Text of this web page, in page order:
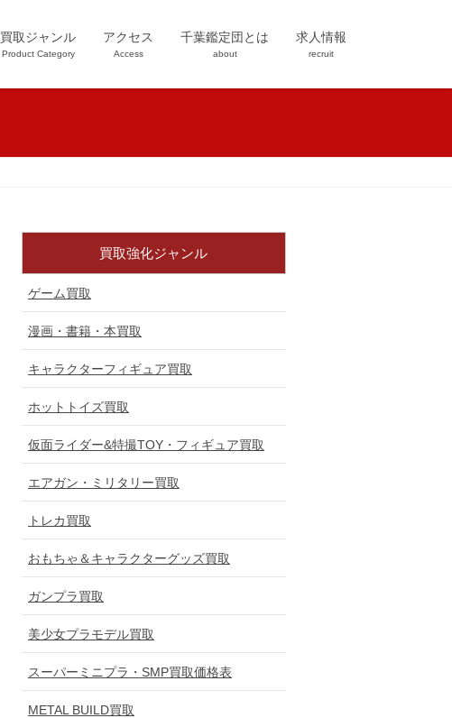
買取ジャンル
Product Category
アクセス
Access
千葉鑑定団とは
about
求人情報
recruit
買取強化ジャンル
ゲーム買取
漫画・書籍・本買取
キャラクターフィギュア買取
ホットトイズ買取
仮面ライダー&特撮TOY・フィギュア買取
エアガン・ミリタリー買取
トレカ買取
おもちゃ＆キャラクターグッズ買取
ガンプラ買取
美少女プラモデル買取
スーパーミニプラ・SMP買取価格表
METAL BUILD買取